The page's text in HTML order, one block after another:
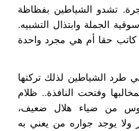
تشدو الشياطين بفظاظة
الجملة وابتذال التشبيه.
حقا أم هي مجرد واحدة
طرد الشياطين لذلك تركتها
وفتحت النافذة.. ظلام
من ضياء هلال ضعيف،
ولا يوجد جواره من يعني به